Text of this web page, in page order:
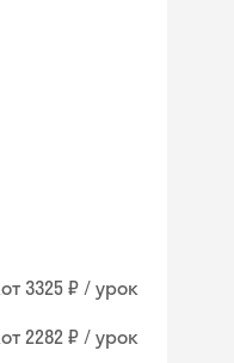
от 3325 ₽ / урок
от 2282 ₽ / урок